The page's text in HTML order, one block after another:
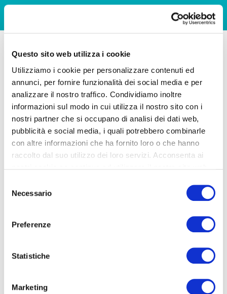
Questo sito web utilizza i cookie
Utilizziamo i cookie per personalizzare contenuti ed
annunci, per fornire funzionalità dei social media e per
analizzare il nostro traffico. Condividiamo inoltre
informazioni sul modo in cui utilizza il nostro sito con i
nostri partner che si occupano di analisi dei dati web,
pubblicità e social media, i quali potrebbero combinarle
con altre informazioni che ha fornito loro o che hanno
raccolto dal suo utilizzo dei loro servizi. Acconsenta ai
delNecessario
Preferenze
Statistiche
Marketing